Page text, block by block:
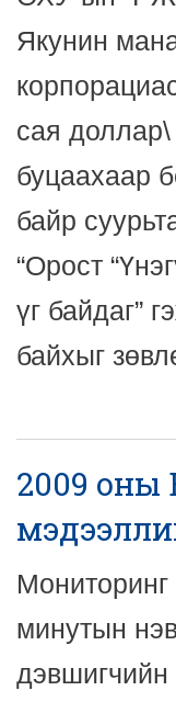
Якунин
сая доллар\
буцаахаар
байр
“Орост
үг байдаг”
байхыг
2009 оны
Мониторинг
минутын